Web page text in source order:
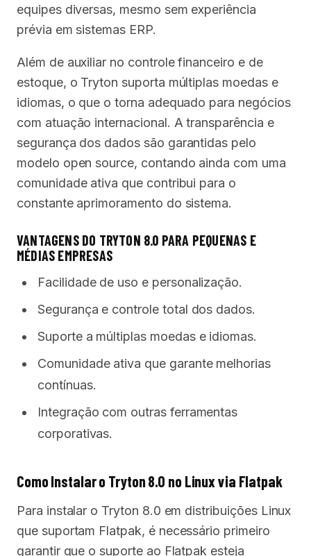
equipes diversas, mesmo sem experiência
prévia em sistemas ERP.
Além de auxiliar no controle financeiro e de
estoque, o Tryton suporta múltiplas moedas e
idiomas, o que o torna adequado para negócios
com atuação internacional. A transparência e
segurança dos dados são garantidas pelo
modelo open source, contando ainda com uma
comunidade ativa que contribui para o
constante aprimoramento do sistema.
VANTAGENS DO TRYTON 8.0 PARA PEQUENAS E
MÉDIAS EMPRESAS
Facilidade de uso e personalização.
Segurança e controle total dos dados.
Suporte a múltiplas moedas e idiomas.
Comunidade ativa que garante melhorias
contínuas.
Integração com outras ferramentas
corporativas.
Como Instalar o Tryton 8.0 no Linux via Flatpak
Para instalar o Tryton 8.0 em distribuições Linux
que suportam Flatpak, é necessário primeiro
garantir que o suporte ao Flatpak esteja